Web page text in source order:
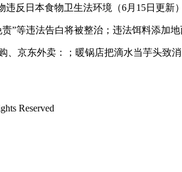
反日本食物卫生法环境（6月15日更新
违法告白将被整治；违法饵料添加地
东外卖：；暖锅店把滴水当芋头致
Reserved